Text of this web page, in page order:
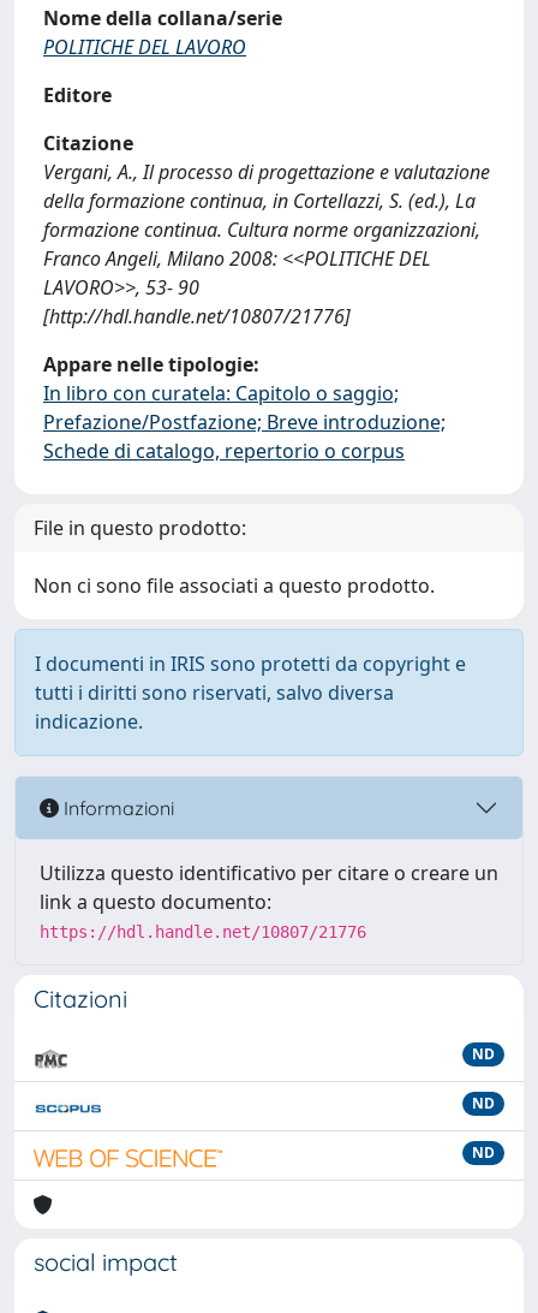
Nome della collana/serie
POLITICHE DEL LAVORO
Editore
Citazione
Vergani, A., Il processo di progettazione e valutazione
della formazione continua, in Cortellazzi, S. (ed.), La
formazione continua. Cultura norme organizzazioni,
Franco Angeli, Milano 2008: <<POLITICHE DEL
LAVORO>>, 53- 90
[http://hdl.handle.net/10807/21776]
Appare nelle tipologie:
In libro con curatela: Capitolo o saggio;
Prefazione/Postfazione; Breve introduzione;
Schede di catalogo, repertorio o corpus
File in questo prodotto:
Non ci sono file associati a questo prodotto.
I documenti in IRIS sono protetti da copyright e
tutti i diritti sono riservati, salvo diversa
indicazione.
Informazioni
Utilizza questo identificativo per citare o creare un
link a questo documento:
https://hdl.handle.net/10807/21776
Citazioni
ND
ND
ND
social impact